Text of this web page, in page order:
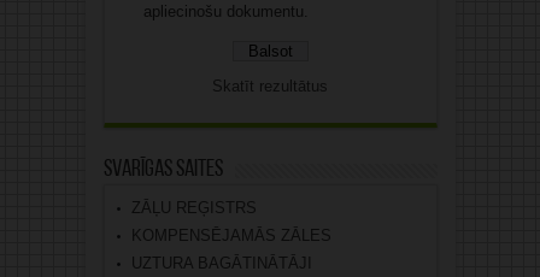
apliecinošu dokumentu.
Skatīt rezultātus
Svarīgas saites
ZĀĻU REĢISTRS
KOMPENSĒJAMĀS ZĀLES
UZTURA BAGĀTINĀTĀJI